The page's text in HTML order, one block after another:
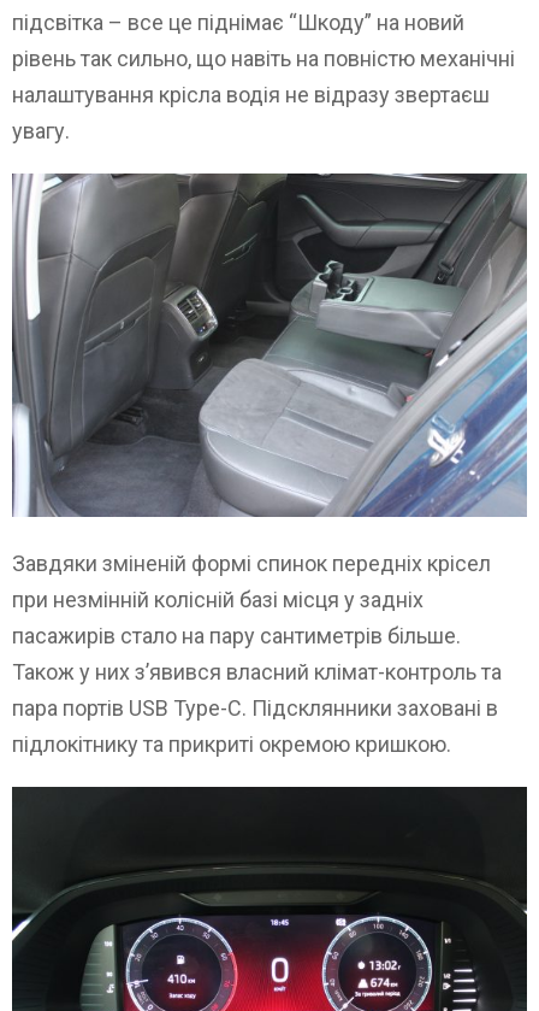
підсвітка – все це піднімає “Шкоду” на новий
рівень так сильно, що навіть на повністю механічні
налаштування крісла водія не відразу звертаєш
увагу.
Завдяки зміненій формі спинок передніх крісел
при незмінній колісній базі місця у задніх
пасажирів стало на пару сантиметрів більше.
Також у них з’явився власний клімат-контроль та
пара портів USB Type-C. Підсклянники заховані в
підлокітнику та прикриті окремою кришкою.